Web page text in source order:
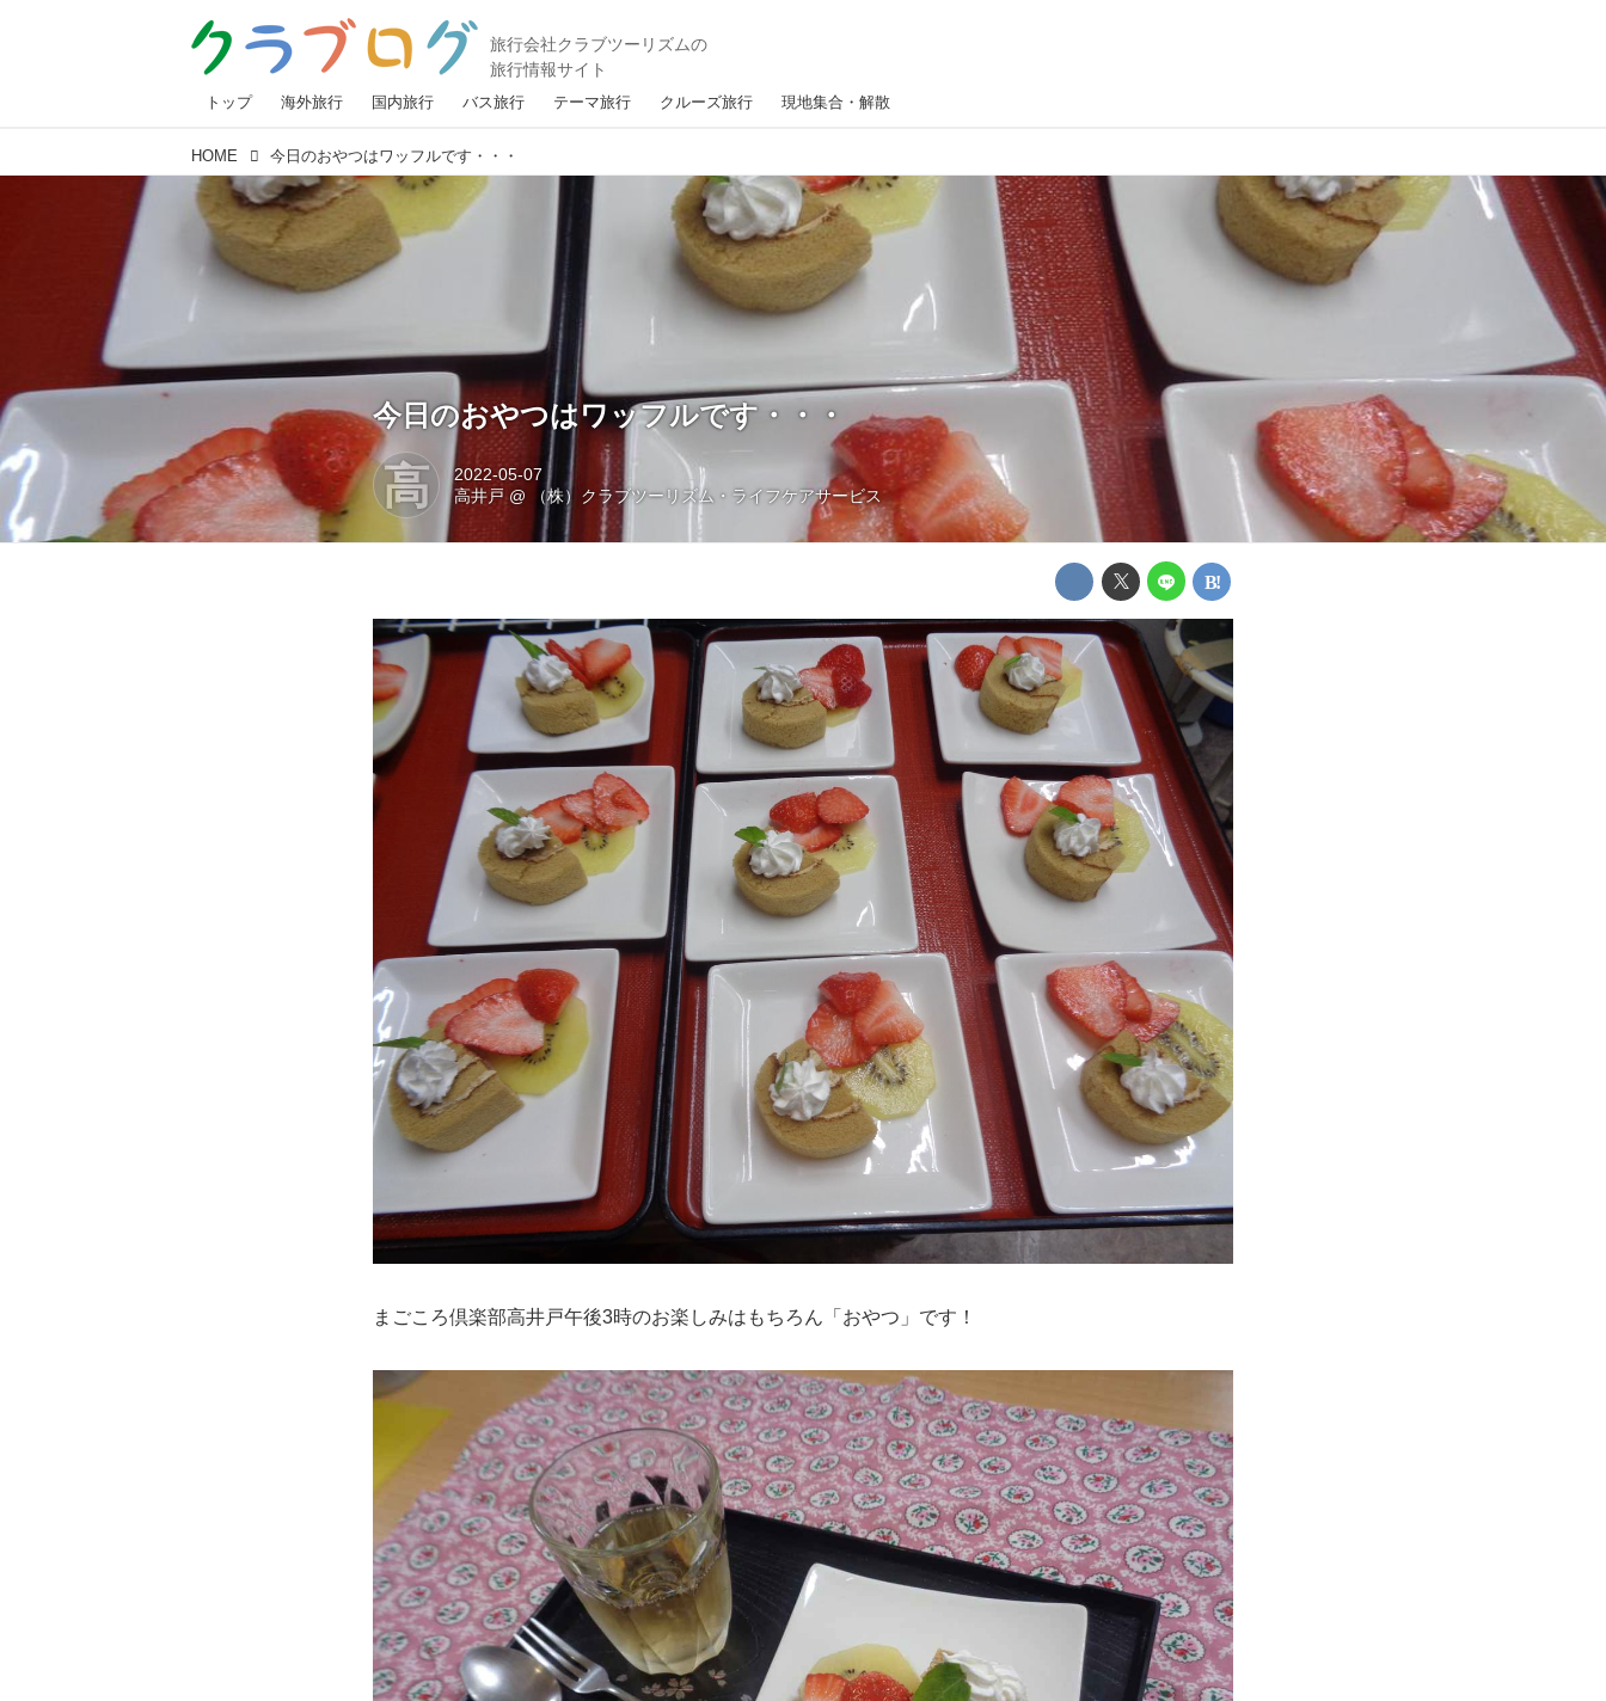
トップ 海外旅行 国内旅行 バス旅行 テーマ旅行 クルーズ旅行 現地集合・解散
HOME 今日のおやつはワッフルです・・・
今日のおやつはワッフルです・・・
高
2022-05-07
高井戸 @ （株）クラブツーリズム・ライフケアサービス
まごころ倶楽部高井戸午後3時のお楽しみはもちろん「おやつ」です！